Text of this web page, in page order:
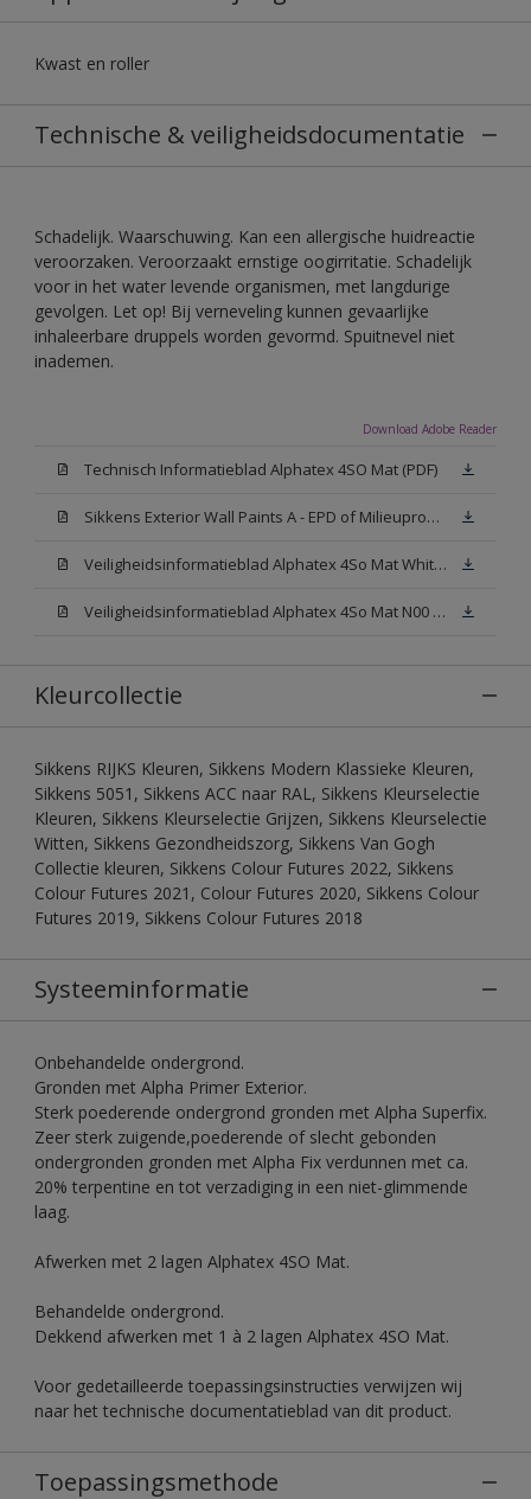
Kwast en roller
Technische & veiligheidsdocumentatie
Schadelijk. Waarschuwing. Kan een allergische huidreactie
veroorzaken. Veroorzaakt ernstige oogirritatie. Schadelijk
voor in het water levende organismen, met langdurige
gevolgen. Let op! Bij verneveling kunnen gevaarlijke
inhaleerbare druppels worden gevormd. Spuitnevel niet
inademen.
Download Adobe Reader
Technisch Informatieblad Alphatex 4SO Mat (PDF)
Sikkens Exterior Wall Paints A - EPD of Milieuproductverklaring
Veiligheidsinformatieblad Alphatex 4So Mat White W05 (MSDS)
Veiligheidsinformatieblad Alphatex 4So Mat N00 (MSDS)
Kleurcollectie
Sikkens RIJKS Kleuren, Sikkens Modern Klassieke Kleuren,
Sikkens 5051, Sikkens ACC naar RAL, Sikkens Kleurselectie
Kleuren, Sikkens Kleurselectie Grijzen, Sikkens Kleurselectie
Witten, Sikkens Gezondheidszorg, Sikkens Van Gogh
Collectie kleuren, Sikkens Colour Futures 2022, Sikkens
Colour Futures 2021, Colour Futures 2020, Sikkens Colour
Futures 2019, Sikkens Colour Futures 2018
Systeeminformatie
Onbehandelde ondergrond.
Gronden met Alpha Primer Exterior.
Sterk poederende ondergrond gronden met Alpha Superfix.
Zeer sterk zuigende,poederende of slecht gebonden
ondergronden gronden met Alpha Fix verdunnen met ca.
20% terpentine en tot verzadiging in een niet-glimmende
laag.
Afwerken met 2 lagen Alphatex 4SO Mat.
Behandelde ondergrond.
Dekkend afwerken met 1 à 2 lagen Alphatex 4SO Mat.
Voor gedetailleerde toepassingsinstructies verwijzen wij
naar het technische documentatieblad van dit product.
Toepassingsmethode